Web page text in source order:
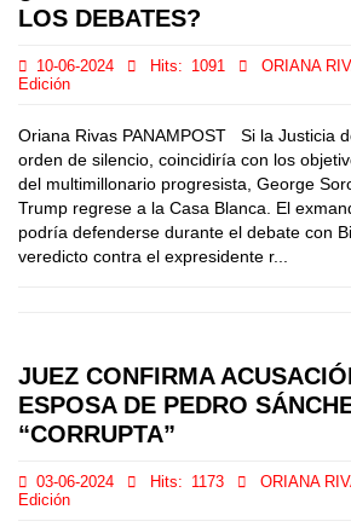
LOS DEBATES?
10-06-2024 Hits: 1091 ORIANA
Edición
Oriana Rivas PANAMPOST Si la Justicia
orden de silencio, coincidiría con los
del multimillonario progresista, George
Trump regrese a la Casa Blanca. El
podría defenderse durante el debate con
veredicto contra el expresidente r...
JUEZ CONFIRMA
ESPOSA DE PEDRO
“CORRUPTA”
03-06-2024 Hits: 1173 ORIANA
Edición